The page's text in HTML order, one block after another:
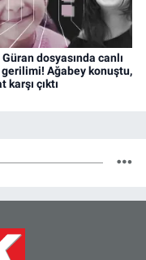
dosyasında canlı
gerilimi! Ağabey konuştu,
karşı çıktı